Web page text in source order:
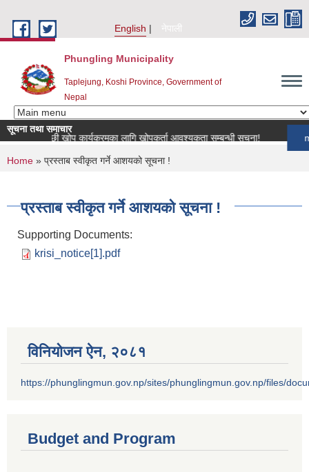
English
नेपाली
Phungling Municipality
Taplejung, Koshi Province, Government of
Nepal
सूचना तथा समाचार
पशुपन्छी खोप कार्यक्रमका लागि खोपकर्ता आवश्यकता सम्बन्धी सूचना!
You are here
Home » प्रस्ताब स्वीकृत गर्ने आशयको सूचना !
प्रस्ताब स्वीकृत गर्ने आशयको सूचना !
Supporting Documents:
krisi_notice[1].pdf
विनियोजन ऐन‚ २०८१
https://phunglingmun.gov.np/sites/phunglingmun.gov.np/files/
Budget and Program